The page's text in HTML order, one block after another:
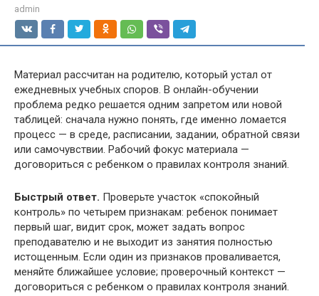
admin
Материал рассчитан на родителю, который устал от
ежедневных учебных споров. В онлайн-обучении
проблема редко решается одним запретом или новой
таблицей: сначала нужно понять, где именно ломается
процесс — в среде, расписании, задании, обратной связи
или самочувствии. Рабочий фокус материала —
договориться с ребенком о правилах контроля знаний.
Быстрый ответ. Проверьте участок «спокойный
контроль» по четырем признакам: ребенок понимает
первый шаг, видит срок, может задать вопрос
преподавателю и не выходит из занятия полностью
истощенным. Если один из признаков проваливается,
меняйте ближайшее условие; проверочный контекст —
договориться с ребенком о правилах контроля знаний.